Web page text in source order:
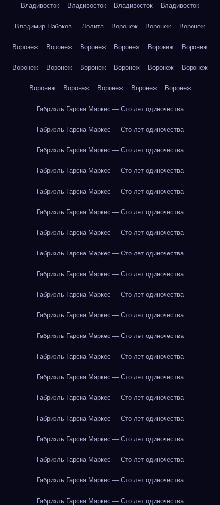
Владивосток Владивосток Владивосток Владивосток
Владимир Набоков — Лолита Воронеж Воронеж Воронеж
Воронеж Воронеж Воронеж Воронеж Воронеж Воронеж
Воронеж Воронеж Воронеж Воронеж Воронеж Воронеж
Воронеж Воронеж Воронеж Воронеж Воронеж
Габриэль Гарсиа Маркес — Сто лет одиночества
Габриэль Гарсиа Маркес — Сто лет одиночества
Габриэль Гарсиа Маркес — Сто лет одиночества
Габриэль Гарсиа Маркес — Сто лет одиночества
Габриэль Гарсиа Маркес — Сто лет одиночества
Габриэль Гарсиа Маркес — Сто лет одиночества
Габриэль Гарсиа Маркес — Сто лет одиночества
Габриэль Гарсиа Маркес — Сто лет одиночества
Габриэль Гарсиа Маркес — Сто лет одиночества
Габриэль Гарсиа Маркес — Сто лет одиночества
Габриэль Гарсиа Маркес — Сто лет одиночества
Габриэль Гарсиа Маркес — Сто лет одиночества
Габриэль Гарсиа Маркес — Сто лет одиночества
Габриэль Гарсиа Маркес — Сто лет одиночества
Габриэль Гарсиа Маркес — Сто лет одиночества
Габриэль Гарсиа Маркес — Сто лет одиночества
Габриэль Гарсиа Маркес — Сто лет одиночества
Габриэль Гарсиа Маркес — Сто лет одиночества
Габриэль Гарсиа Маркес — Сто лет одиночества
Габриэль Гарсиа Маркес — Сто лет одиночества